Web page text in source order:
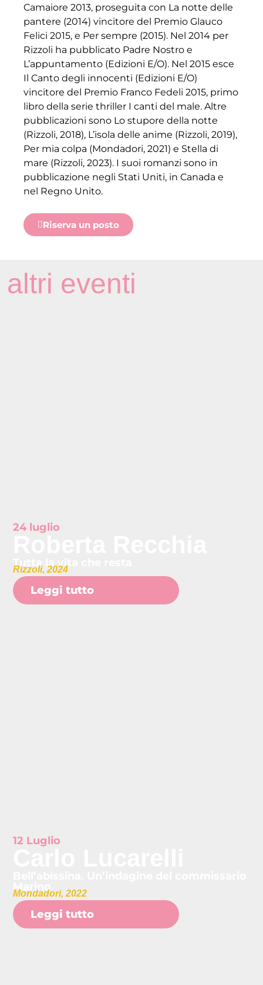
Camaiore 2013, proseguita con La notte delle
pantere (2014) vincitore del Premio Glauco
Felici 2015, e Per sempre (2015). Nel 2014 per
Rizzoli ha pubblicato Padre Nostro e
L’appuntamento (Edizioni E/O). Nel 2015 esce
Il Canto degli innocenti (Edizioni E/O)
vincitore del Premio Franco Fedeli 2015, primo
libro della serie thriller I canti del male. Altre
pubblicazioni sono Lo stupore della notte
(Rizzoli, 2018), L’isola delle anime (Rizzoli, 2019),
Per mia colpa (Mondadori, 2021) e Stella di
mare (Rizzoli, 2023). I suoi romanzi sono in
pubblicazione negli Stati Uniti, in Canada e
nel Regno Unito.
Riserva un posto
altri eventi
24 luglio
Tutta la vita che resta
Rizzoli, 2024
Leggi tutto
12 Luglio
Marino
Mondadori, 2022
Leggi tutto